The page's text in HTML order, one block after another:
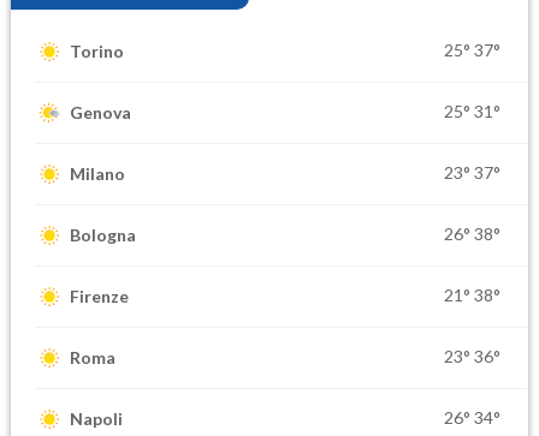
Torino 25° 37°
Genova 25° 31°
Milano 23° 37°
Bologna 26° 38°
Firenze 21° 38°
Roma 23° 36°
Napoli 26° 34°